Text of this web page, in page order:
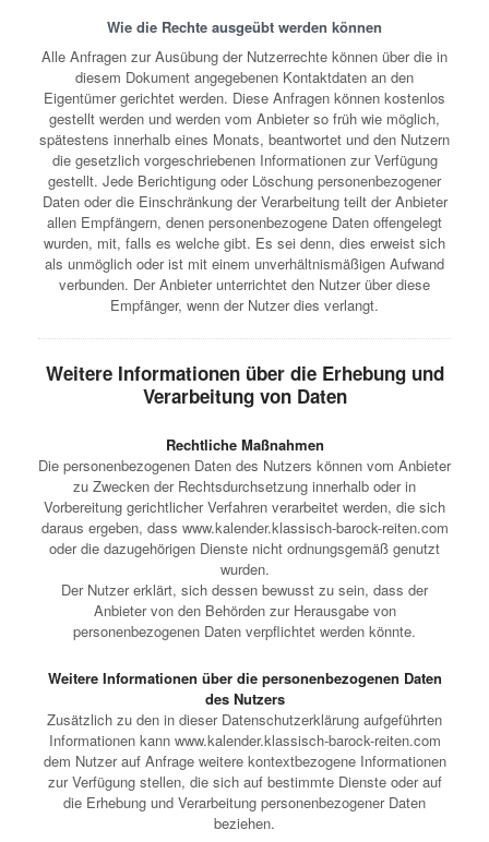
Wie die Rechte ausgeübt werden können
Alle Anfragen zur Ausübung der Nutzerrechte können über die in
diesem Dokument angegebenen Kontaktdaten an den
Eigentümer gerichtet werden. Diese Anfragen können kostenlos
gestellt werden und werden vom Anbieter so früh wie möglich,
spätestens innerhalb eines Monats, beantwortet und den Nutzern
die gesetzlich vorgeschriebenen Informationen zur Verfügung
gestellt. Jede Berichtigung oder Löschung personenbezogener
Daten oder die Einschränkung der Verarbeitung teilt der Anbieter
allen Empfängern, denen personenbezogene Daten offengelegt
wurden, mit, falls es welche gibt. Es sei denn, dies erweist sich
als unmöglich oder ist mit einem unverhältnismäßigen Aufwand
verbunden. Der Anbieter unterrichtet den Nutzer über diese
Empfänger, wenn der Nutzer dies verlangt.
Weitere Informationen über die Erhebung und
Verarbeitung von Daten
Rechtliche Maßnahmen
Die personenbezogenen Daten des Nutzers können vom Anbieter
zu Zwecken der Rechtsdurchsetzung innerhalb oder in
Vorbereitung gerichtlicher Verfahren verarbeitet werden, die sich
daraus ergeben, dass www.kalender.klassisch-barock-reiten.com
oder die dazugehörigen Dienste nicht ordnungsgemäß genutzt
wurden.
Der Nutzer erklärt, sich dessen bewusst zu sein, dass der
Anbieter von den Behörden zur Herausgabe von
personenbezogenen Daten verpflichtet werden könnte.
Weitere Informationen über die personenbezogenen Daten
des Nutzers
Zusätzlich zu den in dieser Datenschutzerklärung aufgeführten
Informationen kann www.kalender.klassisch-barock-reiten.com
dem Nutzer auf Anfrage weitere kontextbezogene Informationen
zur Verfügung stellen, die sich auf bestimmte Dienste oder auf
die Erhebung und Verarbeitung personenbezogener Daten
beziehen.